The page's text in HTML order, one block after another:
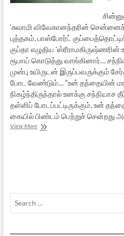
‘சுவாமி விவேகானந்தரின்
புத்தகம். பாஸ்போர்ட்
குப்தா எழுதிய
ரூபாய் கொடுத்து வாங்கினார்…
முன்பு உயிருடன் இருப்பவருக்கும்
போட வேண்டும்… “உன் தந்தையின்
நிகழ்ந்திருந்தால் உனக்கு சந்நியாச
தள்ளிப் போடப்பட்டிருக்கும். உன்
கையில் பிண்டம் பெற்றுச் சென்றது
View More[பாகம்